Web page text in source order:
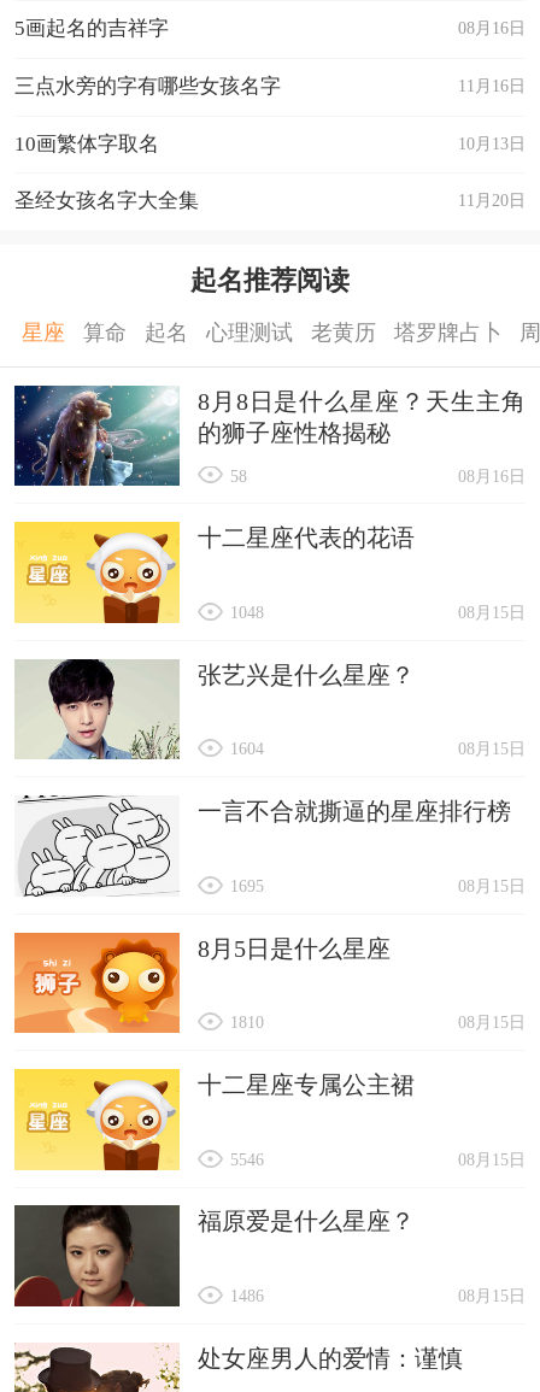
08月16日
5画起名的吉祥字
11月16日
三点水旁的字有哪些女孩名字
10月13日
10画繁体字取名
11月20日
圣经女孩名字大全集
起名推荐阅读
星座 算命 起名 心理测试 老黄历 塔罗牌占卜
8月8日是什么星座？天生主角
的狮子座性格揭秘
08月16日
58
十二星座代表的花语
08月15日
1048
张艺兴是什么星座？
08月15日
1604
一言不合就撕逼的星座排行榜
08月15日
1695
8月5日是什么星座
08月15日
1810
十二星座专属公主裙
08月15日
5546
福原爱是什么星座？
08月15日
1486
处女座男人的爱情：谨慎